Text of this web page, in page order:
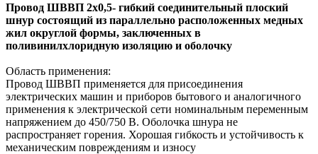
Провод ШВВП 2х0,5- гибкий соединительный плоский
шнур состоящий из параллельно расположенных медных
жил округлой формы, заключенных в
поливинилхлоридную изоляцию и оболочку
Область применения:
Провод ШВВП применяется для присоединения
электрических машин и приборов бытового и аналогичного
применения к электрической сети номинальным переменным
напряжением до 450/750 В. Оболочка шнура не
распространяет горения. Хорошая гибкость и устойчивость к
механическим повреждениям и износу